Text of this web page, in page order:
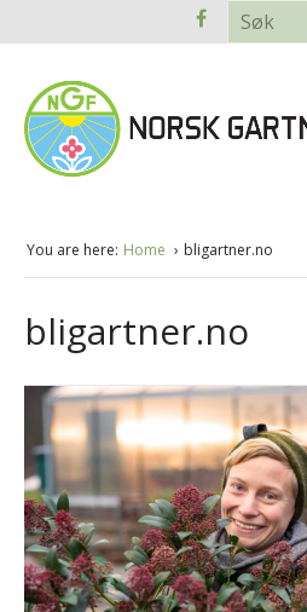
You are here: Home bligartner.no
bligartner.no